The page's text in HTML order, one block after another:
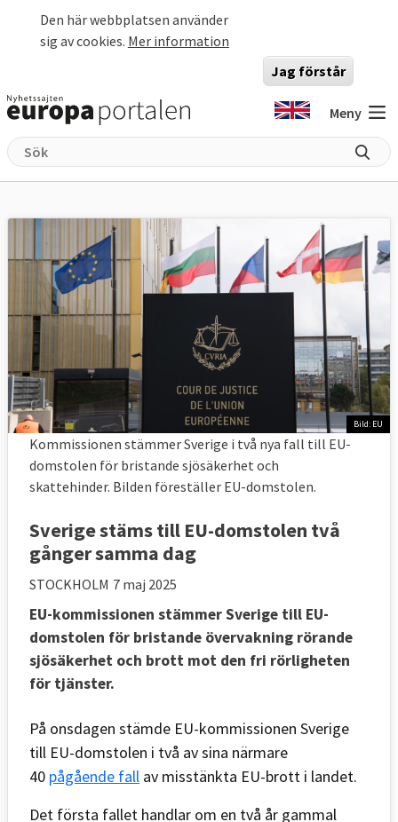
Den här webbplatsen använder
sig av cookies. Mer information
Jag förstår
Meny
Bild: EU
Kommissionen stämmer Sverige i två nya fall till EU-
domstolen för bristande sjösäkerhet och
skattehinder. Bilden föreställer EU-domstolen.
Sverige stäms till EU-domstolen två
gånger samma dag
STOCKHOLM 7 maj 2025
EU-kommissionen stämmer Sverige till EU-
domstolen för bristande övervakning rörande
sjösäkerhet och brott mot den fri rörligheten
för tjänster.
På onsdagen stämde EU-kommissionen Sverige
till EU-domstolen i två av sina närmare
40 pågående fall av misstänkta EU-brott i landet.
Det första fallet handlar om en två år gammal